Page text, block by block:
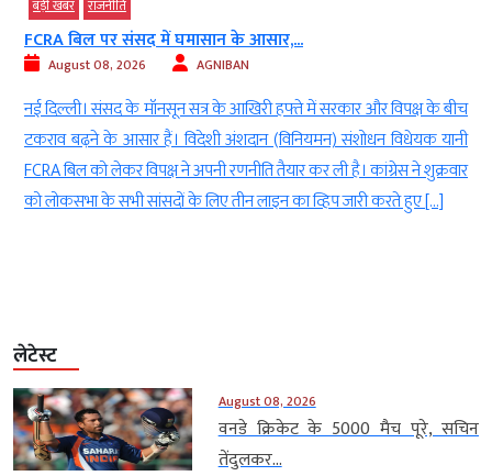
बड़ी खबर राजनीति
FCRA बिल पर संसद में घमासान के आसार,...
August 08, 2026 AGNIBAN
नई दिल्ली। संसद के मॉनसून सत्र के आखिरी हफ्ते में सरकार और विपक्ष के बीच
टकराव बढ़ने के आसार हैं। विदेशी अंशदान (विनियमन) संशोधन विधेयक यानी
FCRA बिल को लेकर विपक्ष ने अपनी रणनीति तैयार कर ली है। कांग्रेस ने शुक्रवार
को लोकसभा के सभी सांसदों के लिए तीन लाइन का व्हिप जारी करते हुए […]
लेटेस्ट
August 08, 2026
वनडे क्रिकेट के 5000 मैच पूरे, सचिन
तेंदुलकर...